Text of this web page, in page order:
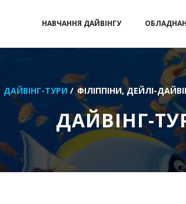
НАВЧАННЯ ДАЙВІНГУ
ДАЙВІНГ-ТУРИ / ФІЛІППІНИ, ДЕЙЛІ-
ДАЙВІНГ-